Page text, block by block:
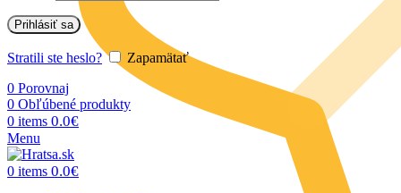
Prihlásiť sa
Stratili ste heslo?
Zapamätať
0 Porovnaj
0 Obľúbené produkty
0 items 0.0€
Menu
0 items 0.0€